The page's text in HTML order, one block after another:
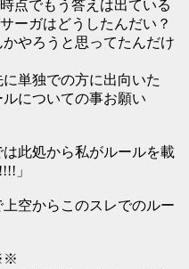
点でもう答えは出ている
ーガはどうしたんだい？
やろうと思ってたんだけ
単独での方に出向いた
についての事お願い
此処から私がルールを載
」
空からこのスレでのルー